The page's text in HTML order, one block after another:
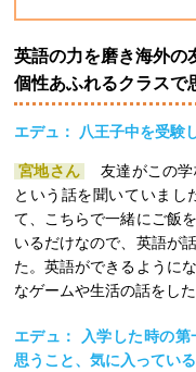
英語の力を磨き海外の
個性あふれるクラスで
エデュ： 八王子中を受験
宮地さん
友達がこの
という話を聞いていまし
て、こちらで一緒にご飯
いるだけなので、英語が
た。英語ができるように
なゲームや生活の話をし
エデュ： 入学した時の
思うこと、気に入ってい